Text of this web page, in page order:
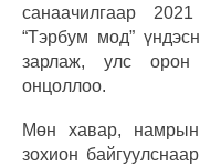
санаачилгаар
“Тэрбум мод”
зарлаж, улс орон
онцоллоо.
Мөн хавар, намрын
зохион